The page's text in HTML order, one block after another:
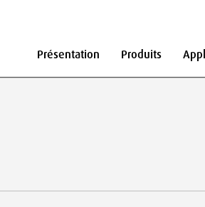
Présentation Produits